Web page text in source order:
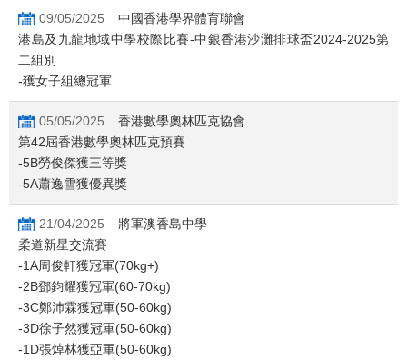
09/05/2025
中國香港學界體育聯會
港島及九龍地域中學校際比賽-中銀香港沙灘排球盃2024-2025第
二組別
-獲女子組總冠軍
05/05/2025
香港數學奧林匹克協會
第42屆香港數學奧林匹克預賽
-​5B勞俊傑獲三等獎
-5A蕭逸雪獲優異獎
21/04/2025
將軍澳香島中學
柔道新星交流賽
-1A周俊軒獲冠軍(70kg+)
-2B鄧鈞耀獲冠軍(60-70kg)
-3C鄭沛霖獲冠軍(50-60kg)
-3D徐子然獲冠軍(50-60kg)
-1D張焯林獲亞軍(50-60kg)